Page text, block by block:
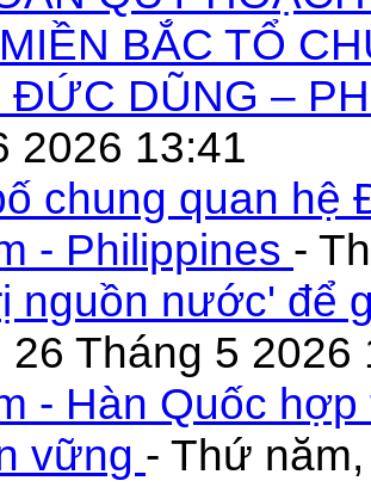
BẮC TỔ
DŨNG –
2026 13:41
chung quan
- Philippines -
nguồn nước' để
Tháng 5 2026
- Hàn Quốc
vững - Thứ